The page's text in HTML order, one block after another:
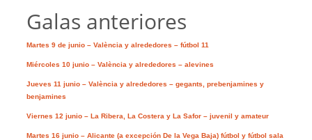
Galas anteriores
Martes 9 de junio – València y alrededores – fútbol 11
Miércoles 10 junio – València y alrededores – alevines
Jueves 11 junio – València y alrededores – gegants, prebenjamines y
benjamines
Viernes 12 junio – La Ribera, La Costera y La Safor – juvenil y amateur
Martes 16 junio – Alicante (a excepción De la Vega Baja) fútbol y fútbol sala